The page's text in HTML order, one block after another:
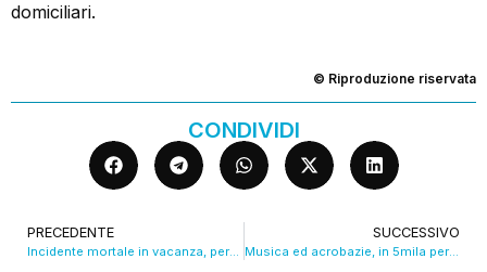
domiciliari.
© Riproduzione riservata
CONDIVIDI
PRECEDENTE
Incidente mortale in vacanza, perde la vita 16enne modenese
SUCCESSIVO
Musica ed acrobazie, in 5mila per il Capodanno a Modena. VIDEO